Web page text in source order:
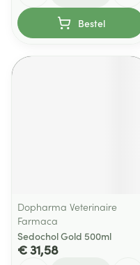
Bestel
Dopharma Veterinaire
Farmaca
Sedochol Gold 500ml
€ 31,58